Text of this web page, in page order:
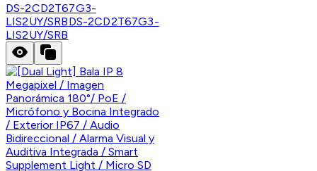
DS-2CD2T67G3-
LIS2UY/SRBDS-2CD2T67G3-
LIS2UY/SRB